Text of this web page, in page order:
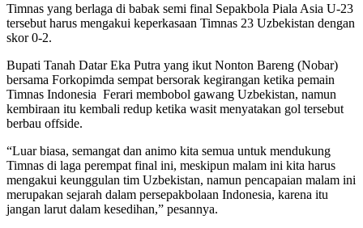
Timnas yang berlaga di babak semi final Sepakbola Piala Asia U-23
tersebut harus mengakui keperkasaan Timnas 23 Uzbekistan dengan
skor 0-2.
Bupati Tanah Datar Eka Putra yang ikut Nonton Bareng (Nobar)
bersama Forkopimda sempat bersorak kegirangan ketika pemain
Timnas Indonesia Ferari membobol gawang Uzbekistan, namun
kembiraan itu kembali redup ketika wasit menyatakan gol tersebut
berbau offside.
“Luar biasa, semangat dan animo kita semua untuk mendukung
Timnas di laga perempat final ini, meskipun malam ini kita harus
mengakui keunggulan tim Uzbekistan, namun pencapaian malam ini
merupakan sejarah dalam persepakbolaan Indonesia, karena itu
jangan larut dalam kesedihan,” pesannya.